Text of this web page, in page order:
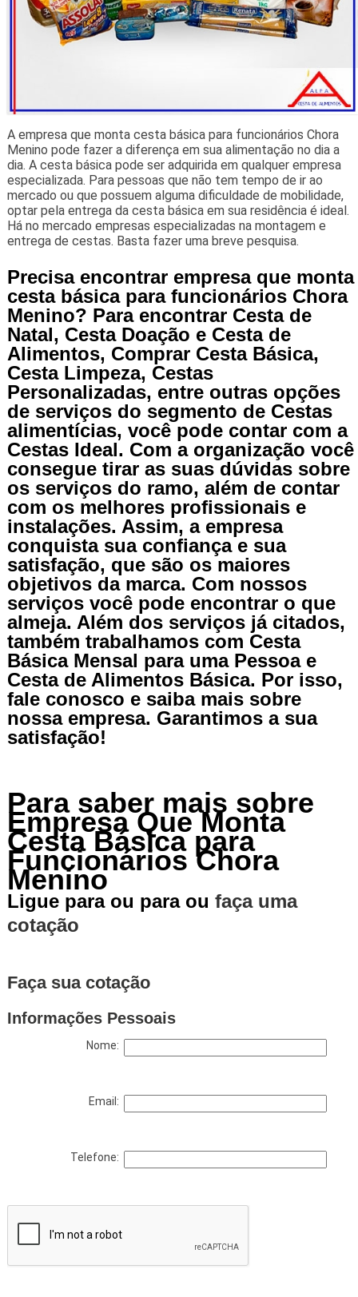
A empresa que monta cesta básica para funcionários Chora
Menino pode fazer a diferença em sua alimentação no dia a
dia. A cesta básica pode ser adquirida em qualquer empresa
especializada. Para pessoas que não tem tempo de ir ao
mercado ou que possuem alguma dificuldade de mobilidade,
optar pela entrega da cesta básica em sua residência é ideal.
Há no mercado empresas especializadas na montagem e
entrega de cestas. Basta fazer uma breve pesquisa.
Precisa encontrar empresa que monta
cesta básica para funcionários Chora
Menino? Para encontrar Cesta de
Natal, Cesta Doação e Cesta de
Alimentos, Comprar Cesta Básica,
Cesta Limpeza, Cestas
Personalizadas, entre outras opções
de serviços do segmento de Cestas
alimentícias, você pode contar com a
Cestas Ideal. Com a organização você
consegue tirar as suas dúvidas sobre
os serviços do ramo, além de contar
com os melhores profissionais e
instalações. Assim, a empresa
conquista sua confiança e sua
satisfação, que são os maiores
objetivos da marca. Com nossos
serviços você pode encontrar o que
almeja. Além dos serviços já citados,
também trabalhamos com Cesta
Básica Mensal para uma Pessoa e
Cesta de Alimentos Básica. Por isso,
fale conosco e saiba mais sobre
nossa empresa. Garantimos a sua
satisfação!
Para saber mais sobre
Empresa Que Monta
Cesta Básica para
Funcionários Chora
Menino
Ligue para ou para ou faça uma
cotação
Faça sua cotação
Informações Pessoais
Nome:
Email:
Telefone: